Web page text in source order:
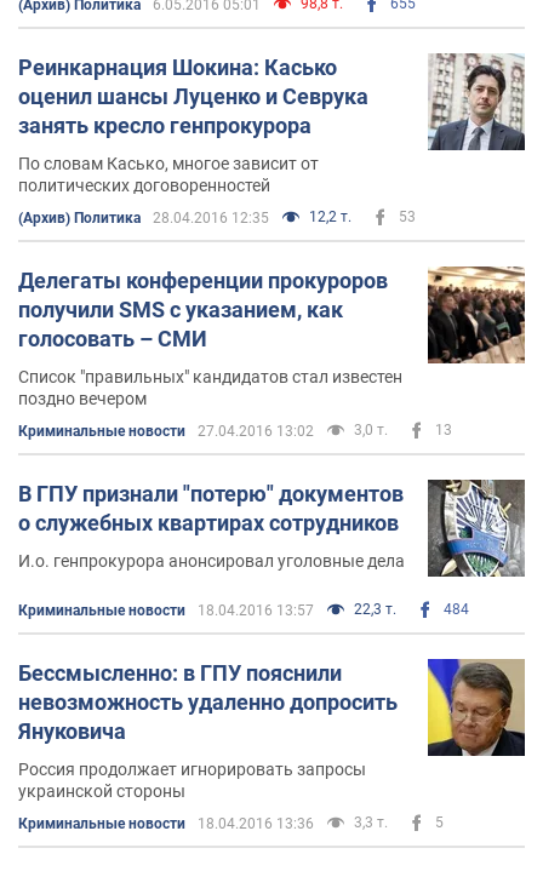
есть шансы стать главой ГПУ, как уничтожается
другом
(Архив) Политика 6.05.2016 05:01 98,8 т. 655
Реинкарнация Шокина: Касько
оценил шансы Луценко и Севрука
занять кресло генпрокурора
По словам Касько, многое зависит от
политических договоренностей
(Архив) Политика 28.04.2016 12:35 12,2 т. 53
Делегаты конференции прокуроров
получили SMS с указанием, как
голосовать – СМИ
Список "правильных" кандидатов стал известен
поздно вечером
Криминальные новости 27.04.2016 13:02 3,0 т. 13
В ГПУ признали "потерю" документов
о служебных квартирах сотрудников
И.о. генпрокурора анонсировал уголовные дела
Криминальные новости 18.04.2016 13:57 22,3 т. 484
Бессмысленно: в ГПУ пояснили
невозможность удаленно допросить
Януковича
Россия продолжает игнорировать запросы
украинской стороны
Криминальные новости 18.04.2016 13:36 3,3 т. 5